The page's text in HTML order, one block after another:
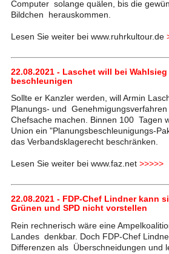
Computer solange quälen, bis die
Bildchen herauskommen.
Lesen Sie weiter bei www.ruhrkultour.de
22.08.2021 - Laschet will bei
beschleunigen
Sollte er Kanzler werden, will Armin
Planungs- und
Chefsache machen. Binnen 100 Tagen
Union ein "Planungsbeschleunigungs-
das Verbandsklagerecht beschränken.
Lesen Sie weiter bei www.faz.net >>>>>
22.08.2021 - FDP-Chef Lindner kann
Grünen und SPD nicht vorstellen
Rein rechnerisch wäre eine
Landes denkbar. Doch FDP-Chef
Differenzen als Überschneidungen und